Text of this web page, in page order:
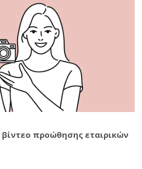
βίντεο προώθησης εταιρικών